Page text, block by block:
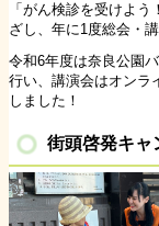
「がん検診を受けよ
ざし、年に1度総会・
令和6年度は奈良公園
行い、講演会はオンラ
しました！
街頭啓発キャ